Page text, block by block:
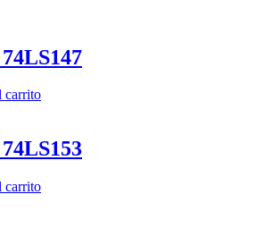
carrito
carrito